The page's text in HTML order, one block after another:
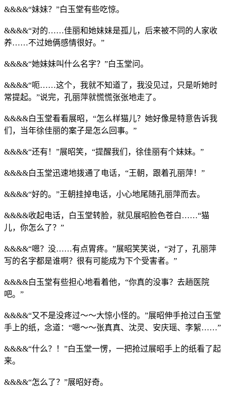
&&&&“妹妹？”白玉堂有些吃惊。
&&&&“对的……佳丽和她妹妹是孤儿，后来被不同的人家收
养……不过她俩感情很好。”
&&&&“她妹妹叫什么名字？”白玉堂问。
&&&&“呃……这个，我就不知道了，我没见过，只是听她时
常提起。”说完，孔丽萍就慌慌张张地走了。
&&&&白玉堂看看展昭，“怎么样猫儿？她好像是特意告诉我
们，当年徐佳丽的案子是怎么回事。”
&&&&“还有！”展昭笑，“提醒我们，徐佳丽有个妹妹。”
&&&&白玉堂迅速地拨通了电话，“王朝，跟着孔丽萍！”
&&&&“好的。”王朝挂掉电话，小心地尾随孔丽萍而去。
&&&&收起电话，白玉堂转脸，就见展昭脸色苍白……“猫
儿，你怎么了？”
&&&&“嗯？没……有点胃疼。”展昭笑笑说，“对了，孔丽萍
写的名字都是谁啊？很有可能成为下个受害者。”
&&&&白玉堂有些担心地看着他，“你真的没事？去趟医院
吧。”
&&&&“又不是没疼过～～大惊小怪的。”展昭伸手抢过白玉堂
手上的纸，念道：“嗯～～张真真、沈灵、安庆瑶、李絮……”
&&&&“什么？！”白玉堂一愣，一把抢过展昭手上的纸看了起
来。
&&&&“怎么了？”展昭好奇。